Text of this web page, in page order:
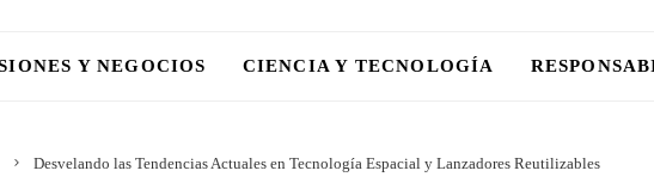
Y NEGOCIOS CIENCIA Y TECNOLOGÍA
Desvelando las Tendencias Actuales en Tecnología Espacial y Lanzadores Reutilizables